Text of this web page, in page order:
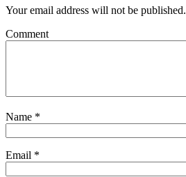
Your email address will not be published.
Comment
Name *
Email *